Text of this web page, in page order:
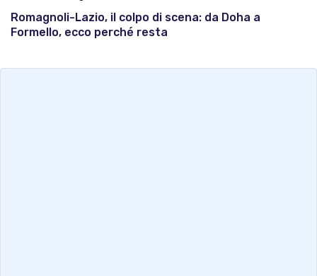
Romagnoli-Lazio, il colpo di scena: da Doha a
Formello, ecco perché resta